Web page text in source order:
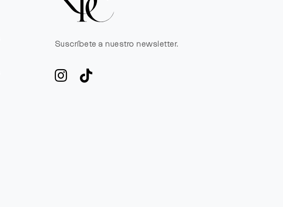
Suscríbete a nuestro newsletter.